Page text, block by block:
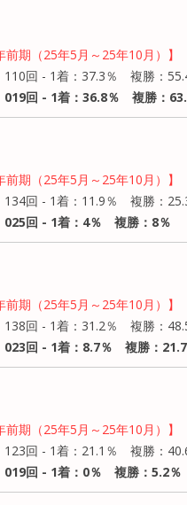
前期（25年5月～25年10月）】
110回 - 1着：37.3％ 複勝：
019回 - 1着：36.8％ 複勝：
前期（25年5月～25年10月）】
134回 - 1着：11.9％ 複勝：
025回 - 1着：4％ 複勝：8％
前期（25年5月～25年10月）】
138回 - 1着：31.2％ 複勝：
023回 - 1着：8.7％ 複勝：
前期（25年5月～25年10月）】
123回 - 1着：21.1％ 複勝：
019回 - 1着：0％ 複勝：5.2％